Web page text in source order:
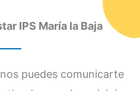
IPS María la Baja
puedes comunicarte